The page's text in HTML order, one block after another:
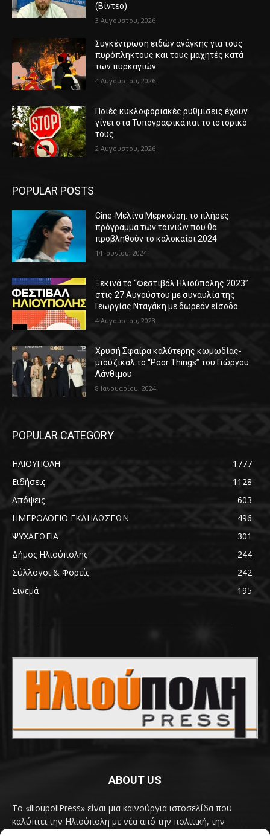
(Βίντεο)
3 Αυγούστου, 2026
Συγκέντρωση ειδών ανάγκης για τους
πυρόπληκτους και τους μαχητές κατά
των πυρκαγιών
4 Αυγούστου, 2026
Ποιές κυκλοφοριακές ρυθμίσεις έχουν
γίνει στα Τυπογραφικά και το ιστορικό
τους
2 Αυγούστου, 2026
POPULAR POSTS
Cine-Μελίνα Μερκούρη: το πλήρες
πρόγραμμα των ταινιών που θα
προβληθούν το καλοκαίρι 2024
14 Ιουνίου, 2024
Ξεκινά το “Φεστιβάλ Ηλιούπολης 2023”
στις 27 Αυγούστου με συναυλία της
Γεωργίας Νταγάκη με δωρεάν είσοδο
4 Αυγούστου, 2023
Χρυσή Σφαίρα καλύτερης κωμωδίας-
μιούζικαλ το “Poor Things” του Γιώργου
Λάνθιμου
8 Ιανουαρίου, 2024
POPULAR CATEGORY
ΗΛΙΟΥΠΟΛΗ
1777
Ειδήσεις
1128
Απόψεις
603
ΗΜΕΡΟΛΟΓΙΟ ΕΚΔΗΛΩΣΕΩΝ
496
ΨΥΧΑΓΩΓΙΑ
301
Δήμος Ηλιούπολης
244
Σύλλογοι & Φορείς
242
Σινεμά
195
ABOUT US
Το «ilioupoliPress» είναι μια καινούργια ιστοσελίδα που
καλύπτει την Ηλιούπολη με νέα από την πολιτική, την